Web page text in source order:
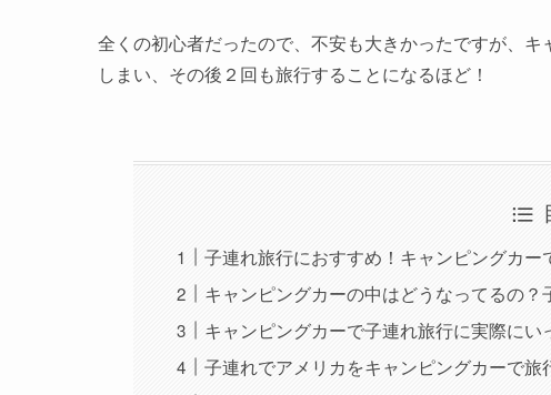
全くの初心者だったので、不安も大きかったですが、
しまい、その後２回も旅行することになるほど！
子連れ旅行におすすめ！キャンピングカー
キャンピングカーの中はどうなってるの？
キャンピングカーで子連れ旅行に実際にい
子連れでアメリカをキャンピングカーで旅